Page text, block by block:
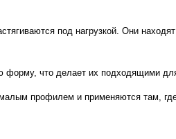
под нагрузкой. Они
форму, что делает их подходящими
профилем и применяются там, где